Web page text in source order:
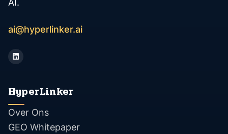
AI.
ai@hyperlinker.ai
HyperLinker
Over Ons
GEO Whitepaper